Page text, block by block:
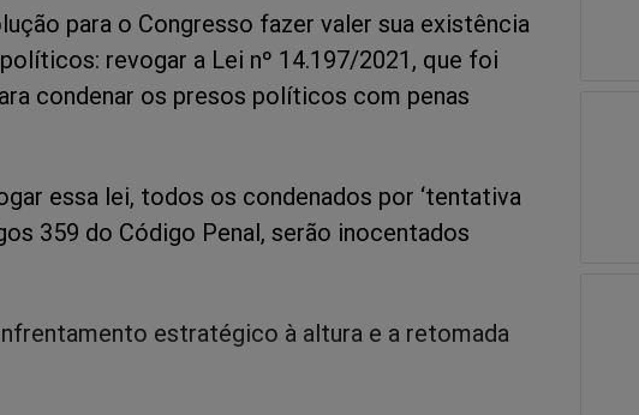
para o Congresso fazer valer sua existência
revogar a Lei nº 14.197/2021, que foi
condenar os presos políticos com penas
essa lei, todos os condenados por ‘tentativa
359 do Código Penal, serão inocentados
estratégico à altura e a retomada